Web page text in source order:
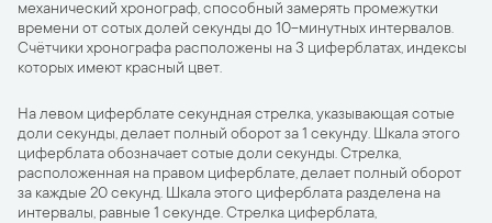
механический хронограф, способный замерять промежутки
времени от сотых долей секунды до 10-минутных интервалов.
Счётчики хронографа расположены на 3 циферблатах, индексы
которых имеют красный цвет.
На левом циферблате секундная стрелка, указывающая сотые
доли секунды, делает полный оборот за 1 секунду. Шкала этого
циферблата обозначает сотые доли секунды. Стрелка,
расположенная на правом циферблате, делает полный оборот
за каждые 20 секунд. Шкала этого циферблата разделена на
интервалы, равные 1 секунде. Стрелка циферблата,